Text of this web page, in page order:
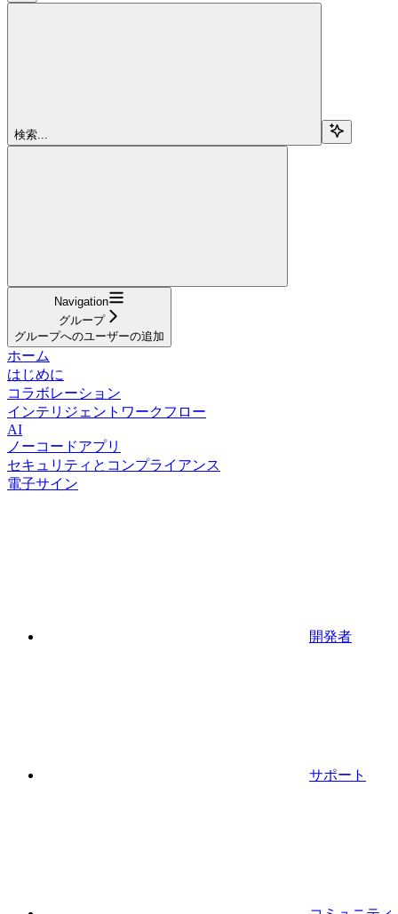
検索...
Navigation
グループ
グループへのユーザーの追加
ホーム
はじめに
コラボレーション
インテリジェントワークフロー
AI
ノーコードアプリ
セキュリティとコンプライアンス
電子サイン
開発者
サポート